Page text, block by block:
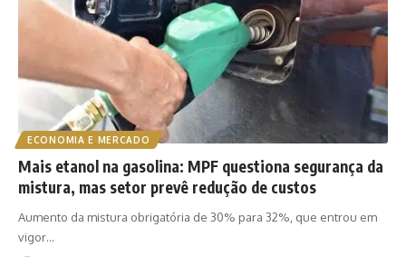
ECONOMIA E MERCADO
Mais etanol na gasolina: MPF questiona segurança da
mistura, mas setor prevê redução de custos
Aumento da mistura obrigatória de 30% para 32%, que entrou em
vigor…